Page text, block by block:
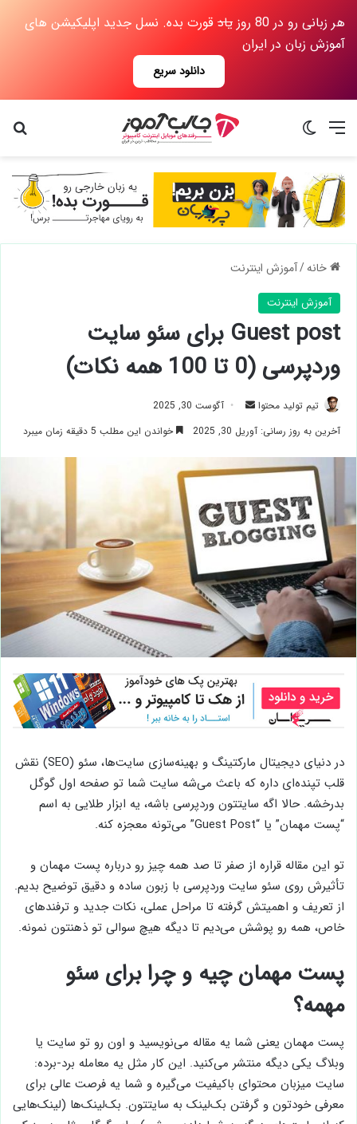
هر زبانی رو در 80 روز یاد قورت بده. نسل جدید اپلیکیشن های
آموزش زبان در ایران
دانلود سریع
منو
خانه/آموزش اینترنت
آموزش اینترنت
Guest post برای سئو سایت
وردپرسی (0 تا 100 همه نکات)
تیم تولید محتوا
ارسال
ایمیل
آگوست 30, 2025
آخرین به روز رسانی: آوریل 30, 2025
خواندن این مطلب 5 دقیقه زمان میبرد
در دنیای دیجیتال مارکتینگ و بهینه‌سازی سایت‌ها، سئو (SEO) نقش
قلب تپنده‌ای داره که باعث می‌شه سایت شما تو صفحه اول گوگل
بدرخشه. حالا اگه سایتتون وردپرسی باشه، یه ابزار طلایی به اسم
“پست مهمان” یا “Guest Post” می‌تونه معجزه کنه.
تو این مقاله قراره از صفر تا صد همه چیز رو درباره پست مهمان و
تأثیرش روی سئو سایت وردپرسی با زبون ساده و دقیق توضیح بدیم.
از تعریف و اهمیتش گرفته تا مراحل عملی، نکات جدید و ترفندهای
خاص، همه رو پوشش می‌دیم تا دیگه هیچ سوالی تو ذهنتون نمونه.
پست مهمان چیه و چرا برای سئو
مهمه؟
پست مهمان یعنی شما یه مقاله می‌نویسید و اون رو تو سایت یا
وبلاگ یکی دیگه منتشر می‌کنید. این کار مثل یه معامله برد-برده:
سایت میزبان محتوای باکیفیت می‌گیره و شما یه فرصت عالی برای
معرفی خودتون و گرفتن بک‌لینک به سایتتون. بک‌لینک‌ها (لینک‌هایی